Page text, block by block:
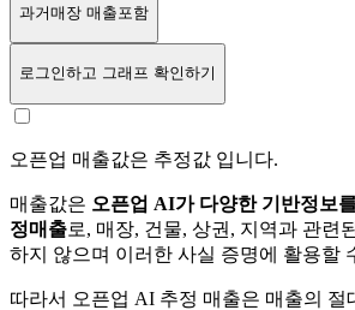
과거매장 매출포함
로그인하고 그래프 확인하기
오픈업 매출값은 추정값 입니다.
매출값은 오픈업 AI가 다양한 기반정보
정매출로, 매장, 건물, 상권, 지역과 관련
하지 않으며 이러한 사실 증명에 활용할
따라서 오픈업 AI 추정 매출은 매출의 절